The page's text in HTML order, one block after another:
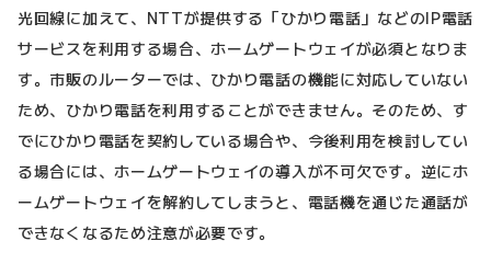
光回線に加えて、NTTが提供する「ひかり電話」などのIP電話
サービスを利用する場合、ホームゲートウェイが必須となりま
す。市販のルーターでは、ひかり電話の機能に対応していない
ため、ひかり電話を利用することができません。そのため、す
でにひかり電話を契約している場合や、今後利用を検討してい
る場合には、ホームゲートウェイの導入が不可欠です。逆にホ
ームゲートウェイを解約してしまうと、電話機を通じた通話が
できなくなるため注意が必要です。